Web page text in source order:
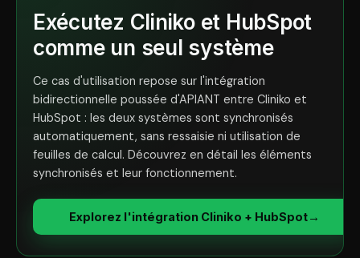
Exécutez Cliniko et HubSpot
comme un seul système
Ce cas d'utilisation repose sur l'intégration
bidirectionnelle poussée d'APIANT entre Cliniko et
HubSpot : les deux systèmes sont synchronisés
automatiquement, sans ressaisie ni utilisation de
feuilles de calcul. Découvrez en détail les éléments
synchronisés et leur fonctionnement.
Explorez l'intégration Cliniko + HubSpot→